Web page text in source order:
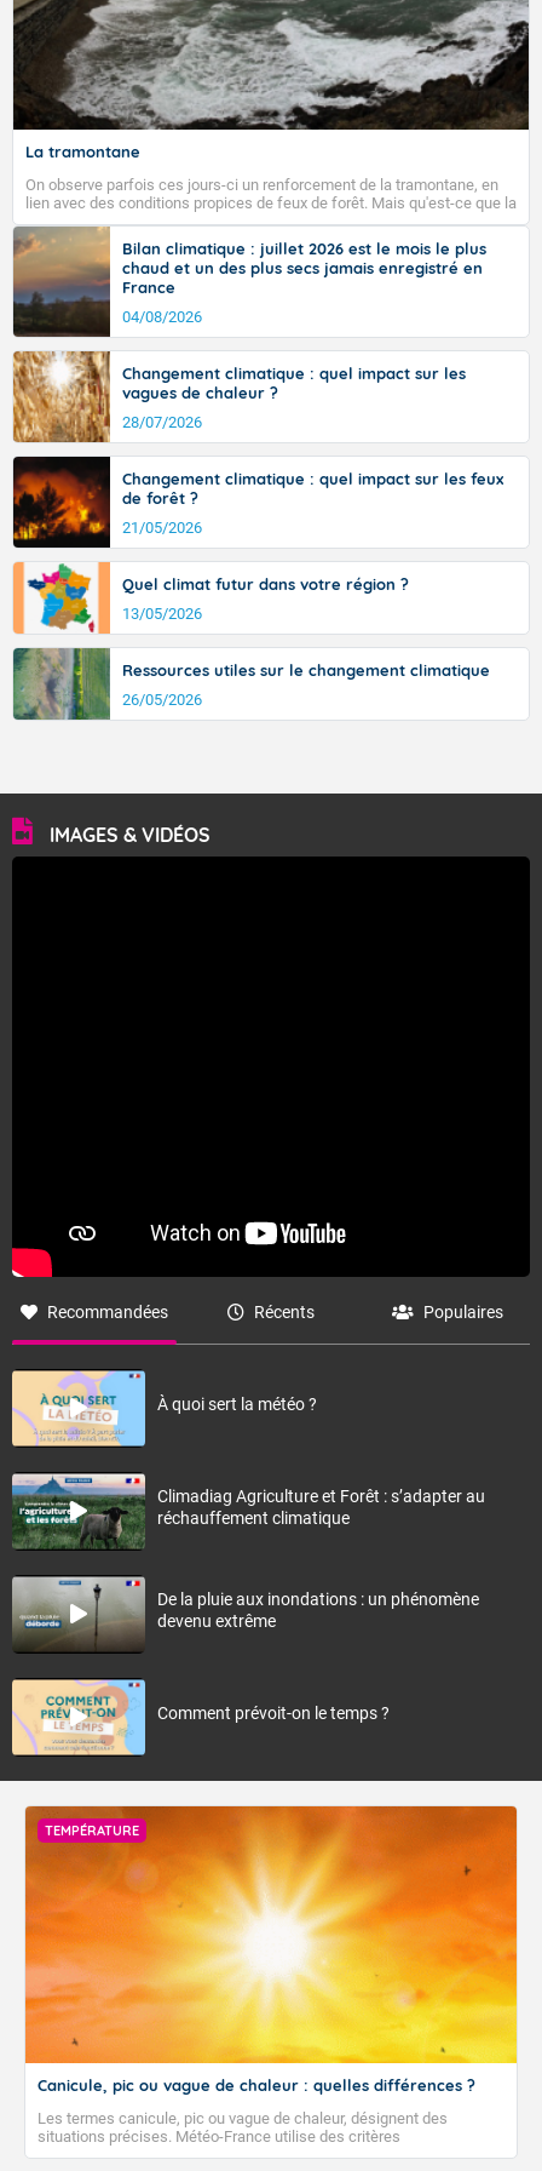
La tramontane
On observe parfois ces jours-ci un renforcement de la tramontane, en
lien avec des conditions propices de feux de forêt. Mais qu'est-ce que la
tramontane ? Quelles sont ses caractéristiques ? La tramontane est un
vent turbulent soufflant de secteur nord-ouest à nord, ou ouest à nord-
ouest, dans un secteur qui part du Roussillon à la vallée de l’Aude et à
l’ouest de l’Hérault. L’étymologie de ce vent vient du latin trasmontanus,
signifiant au-delà des monts, en allusion aux régions montagneuses
d’où provient ce vent.
Bilan climatique : juillet 2026 est le mois le plus
chaud et un des plus secs jamais enregistré en
France
04/08/2026
Changement climatique : quel impact sur les
vagues de chaleur ?
28/07/2026
Changement climatique : quel impact sur les feux
de forêt ?
21/05/2026
Quel climat futur dans votre région ?
13/05/2026
Ressources utiles sur le changement climatique
26/05/2026
IMAGES & VIDÉOS
Recommandées Récents Populaires
À quoi sert la météo ?
Climadiag Agriculture et Forêt : s’adapter au
réchauffement climatique
De la pluie aux inondations : un phénomène
devenu extrême
Comment prévoit-on le temps ?
TEMPÉRATURE
Canicule, pic ou vague de chaleur : quelles différences ?
Les termes canicule, pic ou vague de chaleur, désignent des
situations précises. Météo-France utilise des critères
climatologiques pour évaluer et qualifier les épisodes de chaleur qui